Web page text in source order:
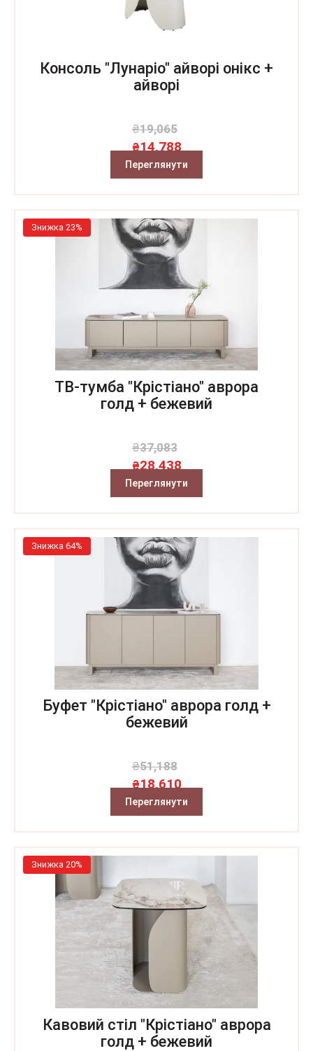
Консоль "Лунаріо" айворі онікс +
айворі
₴19,065
₴14,788
Переглянути
Знижка 23%
ТВ-тумба "Крістіано" аврора
голд + бежевий
₴37,083
₴28,438
Переглянути
Знижка 64%
Буфет "Крістіано" аврора голд +
бежевий
₴51,188
₴18,610
Переглянути
Знижка 20%
Кавовий стіл "Крістіано" аврора
голд + бежевий